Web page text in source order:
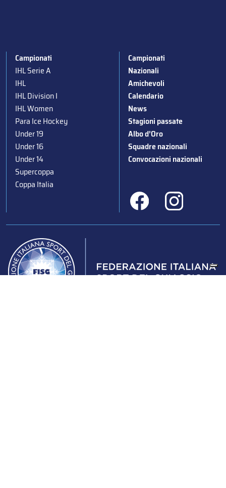
Campionati
IHL Serie A
IHL
IHL Division I
IHL Women
Para Ice Hockey
Under 19
Under 16
Under 14
Supercoppa
Coppa Italia
Campionati
Nazionali
Amichevoli
Calendario
News
Stagioni passate
Albo d’Oro
Squadre nazionali
Convocazioni nazionali